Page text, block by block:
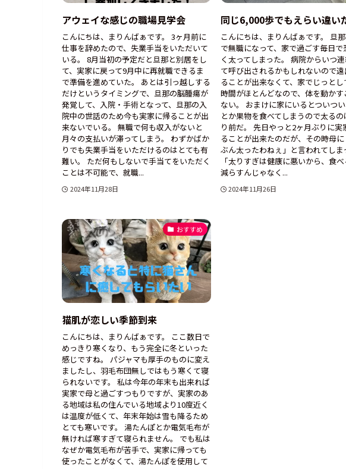
アウェイな感じの職場見学会
こんにちは、まりんばぁです。 3ヶ月前に
仕事を辞めたので、失業手当をいただいて
いる。 8月当初の予定だと旦那と別居をし
て、実家に戻って9月中に再就職できるま
で準備を進めていた。 あとは引っ越しする
だけというタイミングで、旦那の脳腫瘍が
発覚して、入院・手術となって、旦那の入
院中の世話のため今も実家に帰ることが出
来ないでいる。 無職で何も収入がないと
月々の支払いが滞ってしまう。 わずかばか
りでも失業手当をいただけるのはとても有
難い。 ただ何もしないで手当てをいただく
ことは不可能で、就職...
2024年11月28日
同じ6,000歩でもえらい違い
こんにちは、まりんばぁです。 旦
で無職になって、家で過ごす毎日で
く太ってしまった。 病院からいつ
て呼び出されるかもしれないので
ることが出来なくて、家でじっとし
時間がほとんどなので、体を動かす
ない。 おまけに家にいるとついつ
とか果物を食べてしまうので太るの
り前だ。 先日やっと2ヶ月ぶりに実
ることが出来たのだが、その時母
ぶん太ったわねぇ」と言われてしま
「太りすぎは健康に悪いから、食
減らすんじゃなく...
2024年11月26日
おすすめ
猫肌が恋しい季節到来
こんにちは、まりんばぁです。 ここ数日で
めっきり寒くなり、もう完全に冬といった
感じですね。 パジャマも厚手のものに変え
ましたし、羽毛布団無しではもう寒くて寝
られないです。 私は今年の年末も出来れば
実家で母と過ごすつもりですが、実家のあ
る地域は私の住んでいる地域より10度近く
は温度が低くて、年末年始は雪も降るため
とても寒いです。 湯たんぽとか電気毛布が
無ければ寒すぎて寝られません。 でも私は
なぜか電気毛布が苦手で、実家に帰っても
使ったことがなくて、湯たんぽを使用して